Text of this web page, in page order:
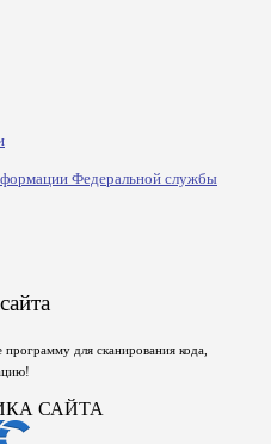
Федеральной службы
для сканирования кода,
САЙТА